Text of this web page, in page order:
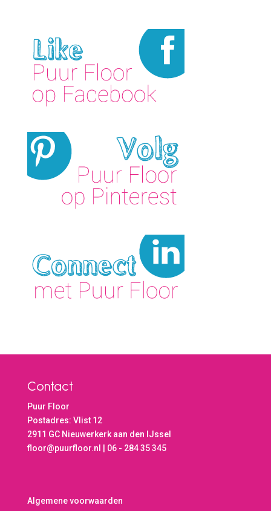
Contact
Puur Floor
Postadres: Vlist 12
2911 GC Nieuwerkerk aan den IJssel
floor@puurfloor.nl | 06 - 284 35 345
Algemene voorwaarden